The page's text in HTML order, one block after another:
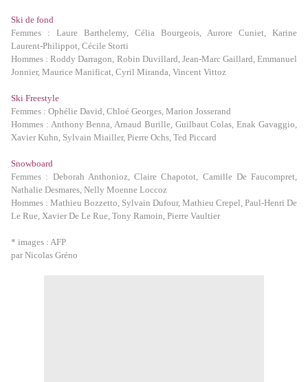
Ski de fond
Femmes : Laure Barthelemy, Célia Bourgeois, Aurore Cuniet, Karine
Laurent-Philippot, Cécile Storti
Hommes : Roddy Darragon, Robin Duvillard, Jean-Marc Gaillard, Emmanuel
Jonnier, Maurice Manificat, Cyril Miranda, Vincent Vittoz
Ski Freestyle
Femmes : Ophélie David, Chloé Georges, Marion Josserand
Hommes : Anthony Benna, Arnaud Burille, Guilbaut Colas, Enak Gavaggio,
Xavier Kuhn, Sylvain Miailler, Pierre Ochs, Ted Piccard
Snowboard
Femmes : Deborah Anthonioz, Claire Chapotot, Camille De Faucompret,
Nathalie Desmares, Nelly Moenne Loccoz
Hommes : Mathieu Bozzetto, Sylvain Dufour, Mathieu Crepel, Paul-Henri De
Le Rue, Xavier De Le Rue, Tony Ramoin, Pierre Vaultier
* images : AFP
par Nicolas Gréno